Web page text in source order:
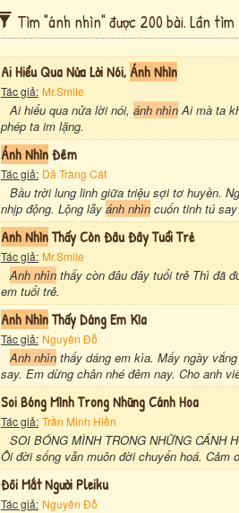
Tìm "ánh nhìn" được 200 bài. Lần
Ai Hiểu Qua Nửa Lời Nói, Ánh Nhìn
Tác giả: Mr.Smile
Ai hiểu qua nửa lời nói, ánh nhìnAi mà ta
phép ta im lặng.
Ánh NhìnĐêm
Tác giả: Dã Tràng Cát
Bầu trời lung linh giữa triệu sợi tơ huyền.
nhịp động. Lộng lẫy ánh nhìn cuốn tinh tú
Anh NhìnThấy Còn Đâu Đây Tuổi Trẻ
Tác giả: Mr.Smile
Anh nhìn thấy còn đâu đây tuổi trẻ Thì đã
em tuổi trẻ.
Anh NhìnThấy Dáng Em Kìa
Tác giả: Nguyên Đỗ
Anh nhìn thấy dáng em kìa. Mấy ngày
say. Em dừng chân nhé đêm nay. Cho anh
Soi Bóng Mình Trong Những Cánh Hoa
Tác giả: Trần Minh Hiền
SOI BÓNG MÌNH TRONG NHỮNG CÁNH
Ôi đời sống vẫn muôn đời chuyển hoá. Cảm
Đôi Mắt Người Pleiku
Tác giả: Nguyên Đỗ